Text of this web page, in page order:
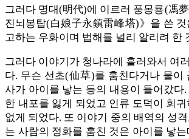
그러다 명대(明代)에 이르러 풍몽룡(馮
진뇌봉탑(白娘子永鎮雷峰塔)》을 쓴 것
고하는 우화이며 법해를 널리 알리려 한
그러다 이야기가 청나라에 흘러와서 여
다. 무슨 선초(仙草)를 훔친다거나 물이
사가 아이를 낳는 등의 내용이 들어갔다
한 내포를 잃게 되었고 인류 도덕이 회
없게 되었다. 또 이야기 중의 배역의 성
는 사람의 정화를 훔친 것은 아이를 낳